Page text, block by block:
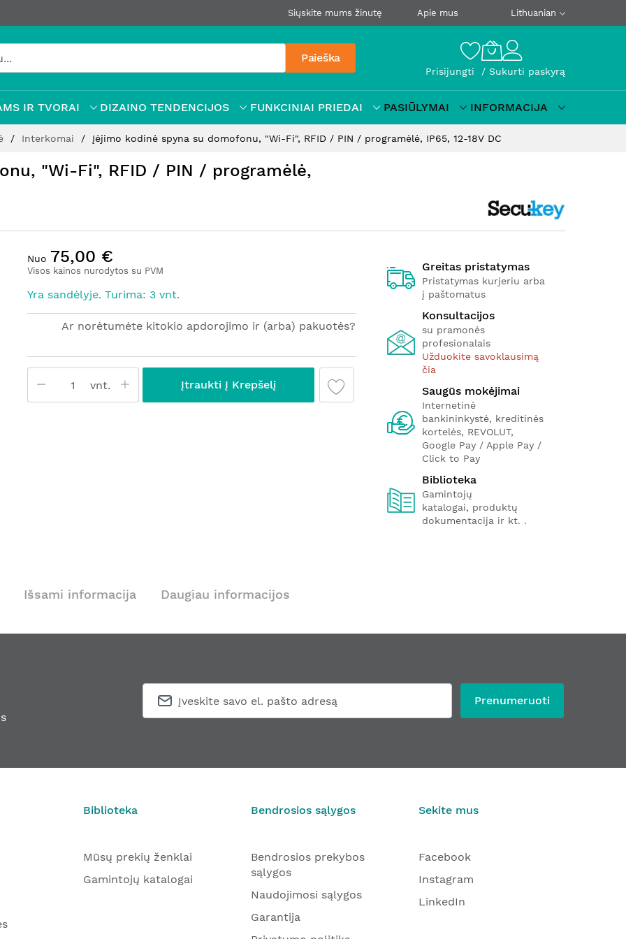
Siųskite mums žinutę Apie mus Lithuanian
Paieška
Prisijungti Sukurti paskyrą
IR TVORAI DIZAINO TENDENCIJOS FUNKCINIAI PRIEDAI PASIŪLYMAI
INFORMACIJA
Interkomai Įėjimo kodinė spyna su domofonu, "Wi-Fi", RFID / PIN / programėlė, IP65, 12-18V DC
"Wi-Fi", RFID / PIN / programėlė,
Visos kainos nurodytos su PVM
Nuo 75,00 €
Yra sandėlyje. Turima: 3 vnt.
Ar norėtumėte kitokio apdorojimo ir (arba) pakuotės?
vnt. Įtraukti Į Krepšelį
Greitas pristatymas
Pristatymas kurjeriu arba
į paštomatus
Konsultacijos
su pramonės
profesionalais
Užduokite savoklausimą
čia
Saugūs mokėjimai
Internetinė
bankininkystė, kreditinės
kortelės, REVOLUT,
Google Pay / Apple Pay /
Click to Pay
Biblioteka
Gamintojų
katalogai, produktų
dokumentacija ir kt. .
Išsami informacija Daugiau informacijos
Prenumeruoti
Biblioteka
Mūsų prekių ženklai
Gamintojų katalogai
Bendrosios sąlygos
Bendrosios prekybos
sąlygos
Naudojimosi sąlygos
Garantija
Sekite mus
Facebook
Instagram
LinkedIn